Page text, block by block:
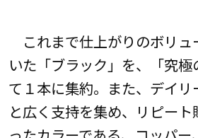
これまで仕上がりのボリュ
いた「ブラック」を、「究
て１本に集約。また、デイ
と広く支持を集め、リピー